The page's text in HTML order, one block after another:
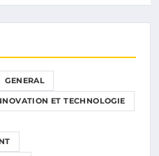
GENERAL
ET TECHNOLOGIE